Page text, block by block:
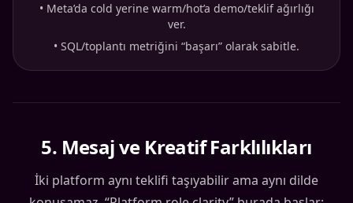
• Meta’da cold yerine warm/hot’a demo/teklif ağırlığı
ver.
• SQL/toplantı metriğini “başarı” olarak sabitle.
5. Mesaj ve Kreatif Farklılıkları
İki platform aynı teklifi taşıyabilir ama aynı dilde